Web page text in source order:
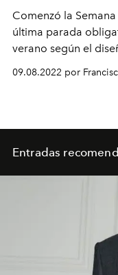
Comenzó la
última parada
verano según el
09.08.2022 por
Entradas